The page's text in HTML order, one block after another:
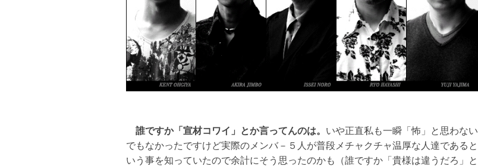
誰ですか「宣材コワイ」とか言ってんのは。 いや正直私も一瞬「怖」と思わない
でもなかったですけど実際のメンバ－５人が普段メチャクチャ温厚な人達であると
いう事を知っていたので余計にそう思ったのかも（誰ですか「貴様は違うだろ」と